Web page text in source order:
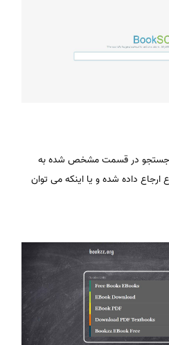
جستجو در قسمت مشخص شده به
داده شده و یا اینکه می توان